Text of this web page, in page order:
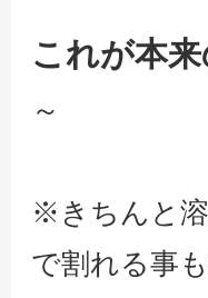
これが本
～
※きちんと
で割れる事